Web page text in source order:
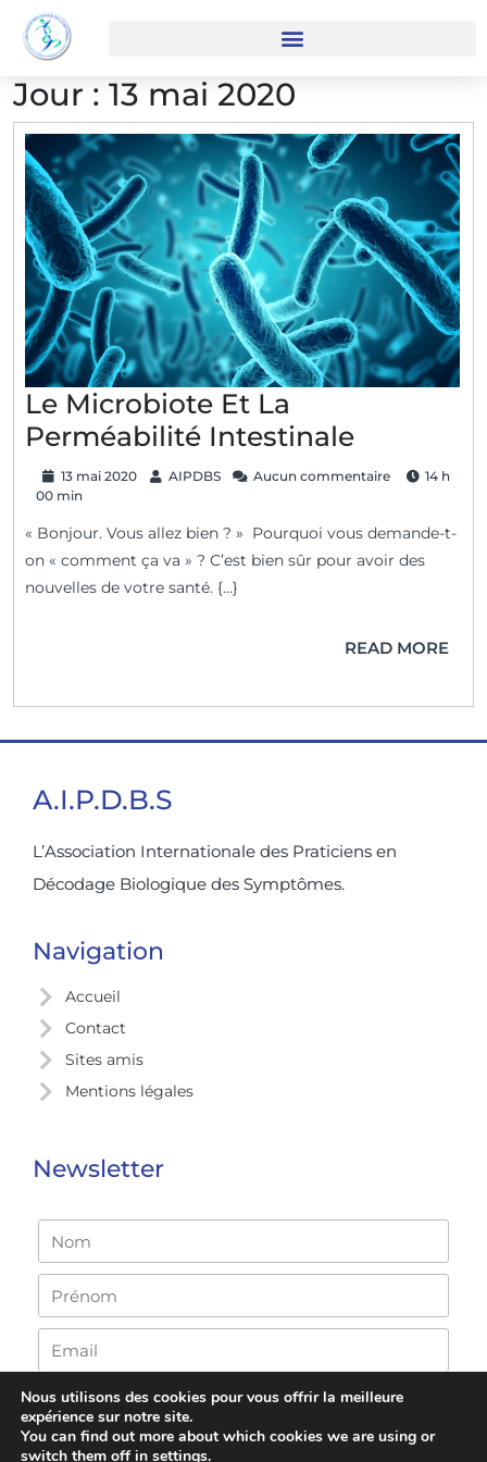
Jour : 13 mai 2020
Le Microbiote Et La
Perméabilité Intestinale
13 mai 2020 AIPDBS Aucun commentaire
14 h
00 min
« Bonjour. Vous allez bien ? » Pourquoi vous demande-t-
on « comment ça va » ? C’est bien sûr pour avoir des
nouvelles de votre santé. {...}
READ MORE
A.I.P.D.B.S
L’Association Internationale des Praticiens en
Décodage Biologique des Symptômes.
Navigation
Accueil
Contact
Sites amis
Mentions légales
Newsletter
Nous utilisons des cookies pour vous offrir la meilleure
expérience sur notre site.
You can find out more about which cookies we are using or
switch them off in settings.